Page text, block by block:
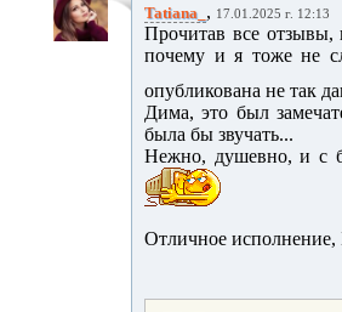
Tatiana_ , 17.01.2025 г. 12:13
Прочитав все отзывы,
почему и я тоже не
опубликована не так
Дима, это был
была бы звучать...
Нежно, душевно, и с
Отличное